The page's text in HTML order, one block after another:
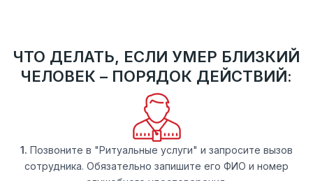
ЧТО ДЕЛАТЬ, ЕСЛИ УМЕР БЛИЗКИЙ
ЧЕЛОВЕК – ПОРЯДОК ДЕЙСТВИЙ:
1. Позвоните в "Ритуальные услуги" и запросите вызов
сотрудника. Обязательно запишите его ФИО и номер